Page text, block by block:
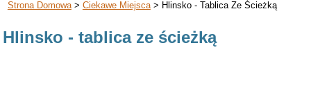
Strona Domowa> Ciekawe Miejsca> Hlinsko - Tablica Ze Ścieżką
Hlinsko - tablica ze ścieżką